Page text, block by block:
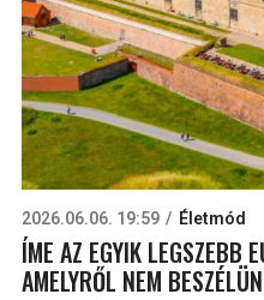
2026.06.06. 19:59 Életmód
ÍME AZ EGYIK LEGSZEBB
AMELYRŐL NEM